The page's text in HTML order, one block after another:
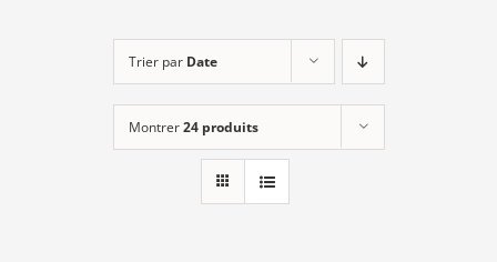
Les événements
Trier par Date
Montrer24 produits